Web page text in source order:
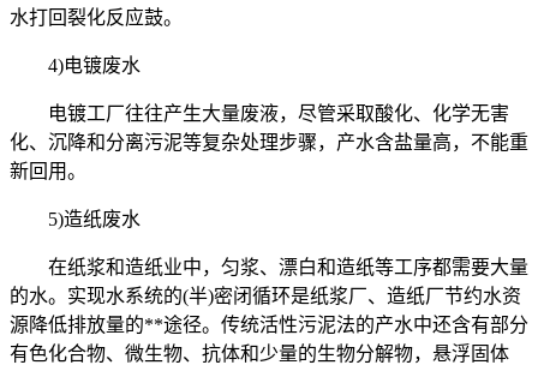
水打回裂化反应鼓。
4)电镀废水
电镀工厂往往产生大量废液，尽管采取酸化、化学无害
化、沉降和分离污泥等复杂处理步骤，产水含盐量高，不能重
新回用。
5)造纸废水
在纸浆和造纸业中，匀浆、漂白和造纸等工序都需要大量
的水。实现水系统的(半)密闭循环是纸浆厂、造纸厂节约水资
源降低排放量的**途径。传统活性污泥法的产水中还含有部分
有色化合物、微生物、抗体和少量的生物分解物，悬浮固体